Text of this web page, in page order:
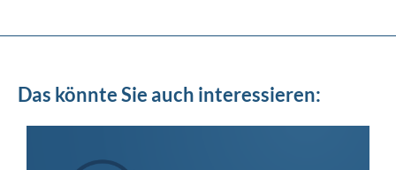
Das könnte Sie auch interessieren: